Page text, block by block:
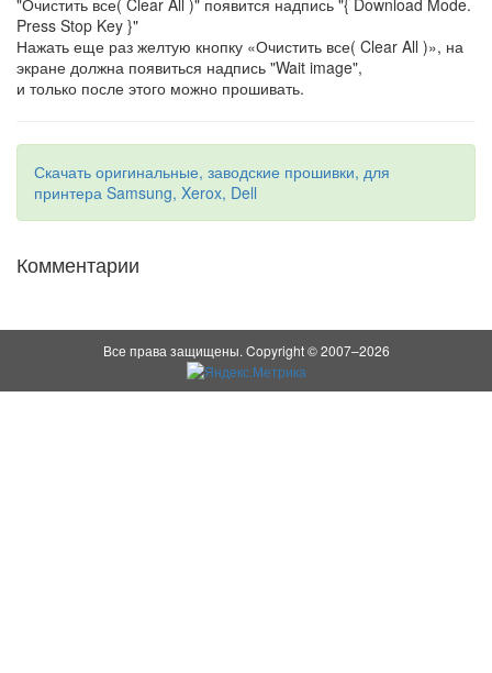
"Очистить все( Clear All )" появится надпись "{ Download Mode.
Press Stop Key }"
Нажать еще раз желтую кнопку «Очистить все( Clear All )», на
экране должна появиться надпись "Wait image",
и только после этого можно прошивать.
Скачать оригинальные, заводские прошивки, для
принтера Samsung, Xerox, Dell
Комментарии
Все права защищены. Copyright © 2007–2026